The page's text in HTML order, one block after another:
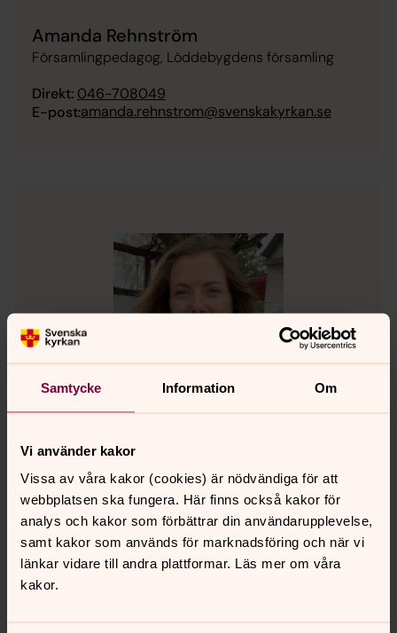
Samtycke Information Om
Vi använder kakor
Vissa av våra kakor (cookies) är nödvändiga för att
webbplatsen ska fungera. Här finns också kakor för
analys och kakor som förbättrar din användarupplevelse,
samt kakor som används för marknadsföring och när vi
länkar vidare till andra plattformar. Läs mer om våra
kakor.
Amanda Rehnström
Församlingpedagog, Löddebygdens församling
Direkt: 046-708049
E-post:amanda.rehnstrom@svenskakyrkan.se
Clara Lundblad
Komminister, Löddebygdens församling
Direkt: 046-708043
E-post: